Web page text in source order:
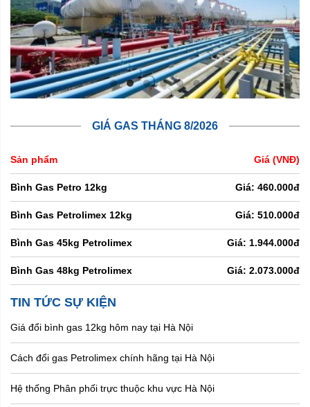
GIÁ GAS THÁNG 8/2026
Sản phẩm Giá (VNĐ)
Bình Gas Petro 12kg Giá: 460.000đ
Bình Gas Petrolimex 12kg Giá: 510.000đ
Bình Gas 45kg Petrolimex Giá: 1.944.000đ
Bình Gas 48kg Petrolimex Giá: 2.073.000đ
TIN TỨC SỰ KIỆN
Giá đổi bình gas 12kg hôm nay tại Hà Nội
Cách đổi gas Petrolimex chính hãng tại Hà Nội
Hệ thống Phân phối trực thuộc khu vực Hà Nội